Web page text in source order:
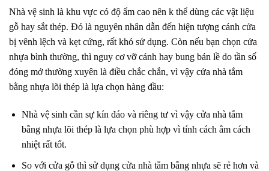
Nhà vệ sinh là khu vực có độ ẩm cao nên k thể dùng các vật liệu
gỗ hay sắt thép. Đó là nguyên nhân dẫn đến hiện tượng cánh cửa
bị vênh lệch và kẹt cứng, rất khó sử dụng. Còn nếu bạn chọn cửa
nhựa bình thường, thì nguy cơ vỡ cánh hay bung bản lề do tần số
đóng mở thường xuyên là điều chắc chắn, vì vậy cửa nhà tắm
bằng nhựa lõi thép là lựa chọn hàng đầu:
Nhà vệ sinh cần sự kín đáo và riêng tư vì vậy cửa nhà tắm
bằng nhựa lõi thép là lựa chọn phù hợp vì tính cách âm cách
nhiệt rất tốt.
So với cửa gỗ thì sử dụng cửa nhà tắm bằng nhựa sẽ rẻ hơn và